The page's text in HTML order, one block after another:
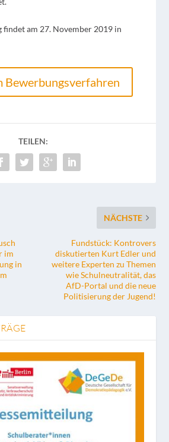
findet am 27. November 2019in
Bewerbungsverfahren
TEILEN:
im
in
NÄCHSTE
Fundstück: Kontrovers
diskutierten Kurt Edler und
weitere Experten zu Themen
wie Schulneutralität, das
AfD-Portal und die neue
Politisierung der Jugend!